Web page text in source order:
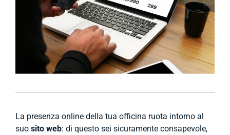
La presenza online della tua officina ruota intorno al
suo sito web: di questo sei sicuramente consapevole,